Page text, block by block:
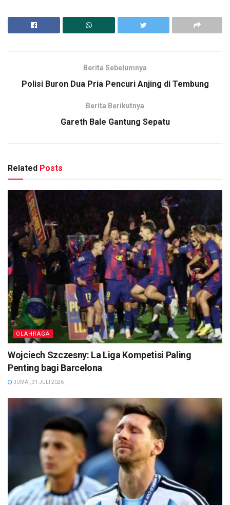
Berita Sebelumnya
Polisi Buron Dua Pria Pencuri Anjing di Tembung
Berita Berikutnya
Gareth Bale Gantung Sepatu
Related Posts
OLAHRAGA
Wojciech Szczesny: La Liga Kompetisi Paling
Penting bagi Barcelona
JUMAT, 31 JULI 2026